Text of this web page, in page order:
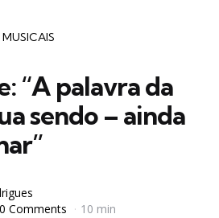
MUSICAIS
“A palavra da
sendo – ainda
0 Comments 10 min